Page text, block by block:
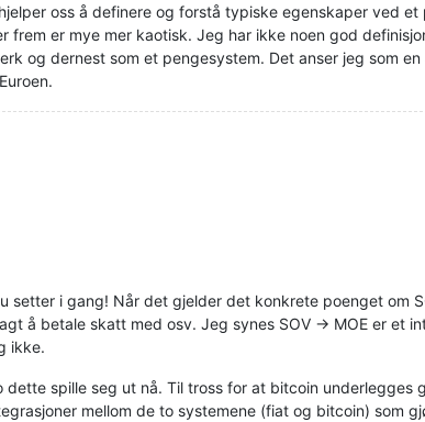
oss å definere og forstå typiske egenskaper ved
er mye mer kaotisk. Jeg har ikke noen god
og dernest som et pengesystem. Det anser jeg som
setter i gang! Når det gjelder det konkrete poenget om
å betale skatt med osv. Jeg synes SOV -> MOE er et
ikke.
spille seg ut nå. Til tross for at bitcoin underlegges
mellom de to systemene (fiat og bitcoin) som